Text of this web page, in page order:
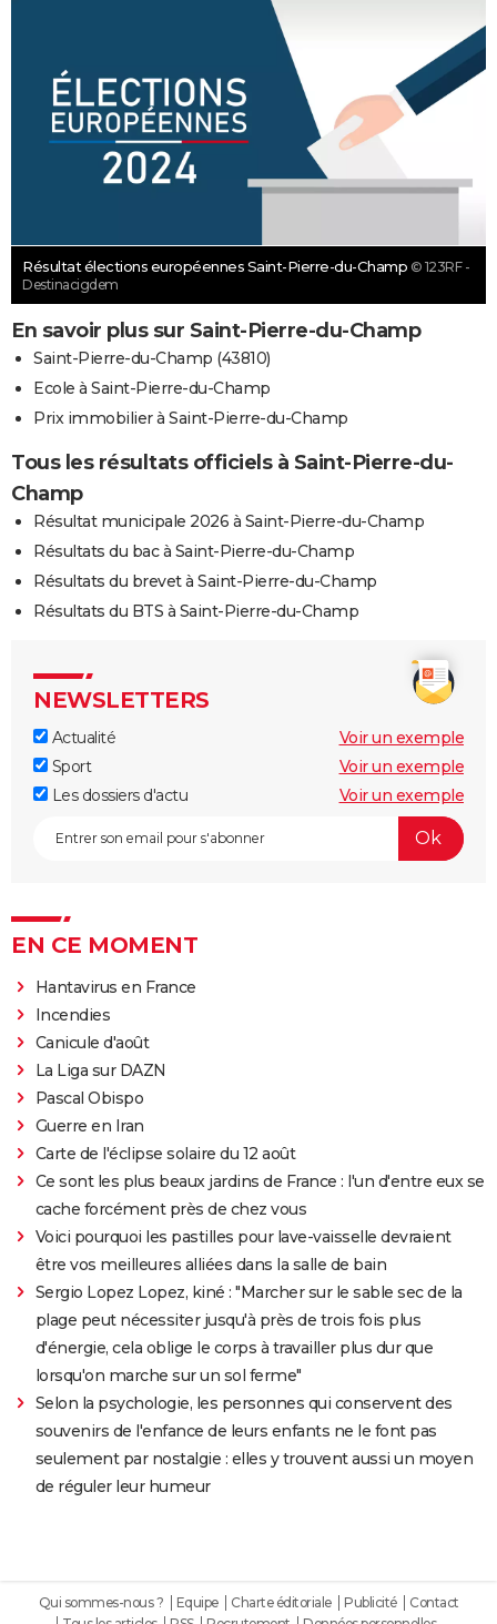
Résultat élections européennes Saint-Pierre-du-Champ © 123RF -
Destinacigdem
En savoir plus sur Saint-Pierre-du-Champ
Saint-Pierre-du-Champ (43810)
Ecole à Saint-Pierre-du-Champ
Prix immobilier à Saint-Pierre-du-Champ
Tous les résultats officiels à Saint-Pierre-du-
Champ
Résultat municipale 2026 à Saint-Pierre-du-Champ
Résultats du bac à Saint-Pierre-du-Champ
Résultats du brevet à Saint-Pierre-du-Champ
Résultats du BTS à Saint-Pierre-du-Champ
NEWSLETTERS
Actualité
Voir un exemple
Sport
Voir un exemple
Les dossiers d'actu
Voir un exemple
EN CE MOMENT
Hantavirus en France
Incendies
Canicule d'août
La Liga sur DAZN
Pascal Obispo
Guerre en Iran
Carte de l'éclipse solaire du 12 août
Ce sont les plus beaux jardins de France : l'un d'entre eux se
cache forcément près de chez vous
Voici pourquoi les pastilles pour lave-vaisselle devraient
être vos meilleures alliées dans la salle de bain
Sergio Lopez Lopez, kiné : "Marcher sur le sable sec de la
plage peut nécessiter jusqu'à près de trois fois plus
d'énergie, cela oblige le corps à travailler plus dur que
lorsqu'on marche sur un sol ferme"
Selon la psychologie, les personnes qui conservent des
souvenirs de l'enfance de leurs enfants ne le font pas
seulement par nostalgie : elles y trouvent aussi un moyen
de réguler leur humeur
Qui sommes-nous ? Equipe Charte éditoriale Publicité
Contact